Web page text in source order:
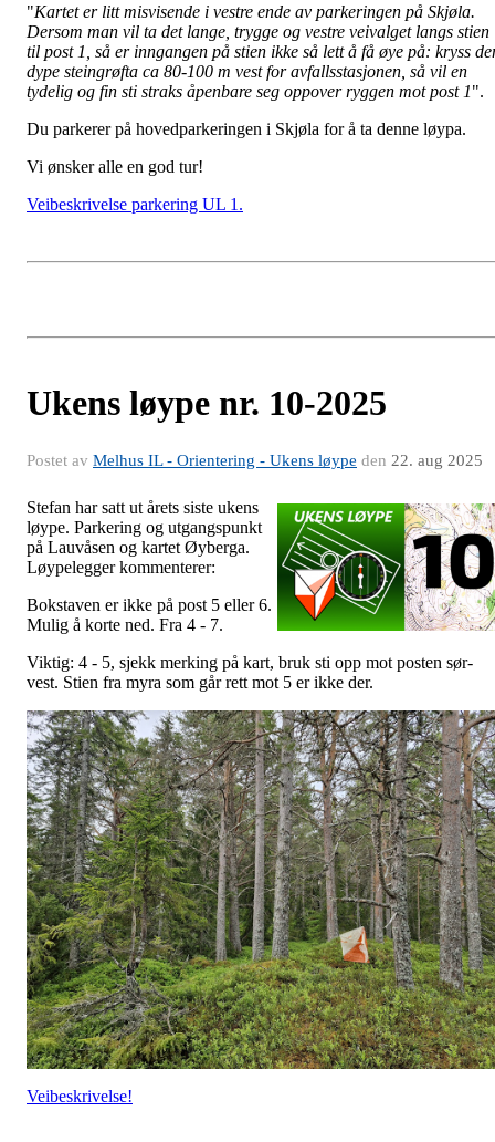
"Kartet er litt misvisende i vestre ende av parkeringen på Skjøla.
Dersom man vil ta det lange, trygge og vestre veivalget langs stien
til post 1, så er inngangen på stien ikke så lett å få øye på: kryss
dype steingrøfta ca 80-100 m vest for avfallsstasjonen, så vil en
tydelig og fin sti straks åpenbare seg oppover ryggen mot post 1".
Du parkerer på hovedparkeringen i Skjøla for å ta denne løypa.
Vi ønsker alle en god tur!
Veibeskrivelse parkering UL 1.
Ukens løype nr. 10-2025
Postet av Melhus IL - Orientering - Ukens løype den 22. aug 2025
Stefan har satt ut årets siste ukens
løype. Parkering og utgangspunkt
på Lauvåsen og kartet Øyberga.
Løypelegger kommenterer:
Bokstaven er ikke på post 5 eller 6.
Mulig å korte ned. Fra 4 - 7.
Viktig: 4 - 5, sjekk merking på kart, bruk sti opp mot posten sør-
vest. Stien fra myra som går rett mot 5 er ikke der.
Veibeskrivelse!